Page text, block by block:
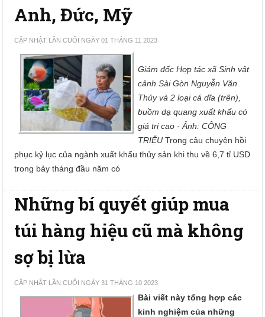
Anh, Đức, Mỹ
CẬP NHẬT LẦN CUỐI NGÀY 01 THÁNG 11 2023
Giám đốc Hợp tác xã Sinh vật
cảnh Sài Gòn Nguyễn Văn
Thủy và 2 loại cá dĩa (trên),
buồm dạ quang xuất khẩu có
giá trị cao - Ảnh: CÔNG
TRIỆU Trong câu chuyện hồi
phục kỷ lục của ngành xuất khẩu thủy sản khi thu về 6,7 tỉ USD
trong bảy tháng đầu năm có
Những bí quyết giúp mua
túi hàng hiệu cũ mà không
sợ bị lừa
CẬP NHẬT LẦN CUỐI NGÀY 31 THÁNG 10 2023
Bài viết này tổng hợp các
kinh nghiệm của những